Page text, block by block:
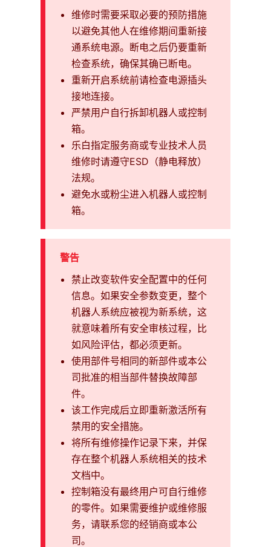
维修时需要采取必要的预防措施
以避免其他人在维修期间重新接
通系统电源。断电之后仍要重新
检查系统，确保其确已断电。
重新开启系统前请检查电源插头
接地连接。
严禁用户自行拆卸机器人或控制
箱。
乐白指定服务商或专业技术人员
维修时请遵守ESD（静电释放）
法规。
避免水或粉尘进入机器人或控制
箱。
警告
禁止改变软件安全配置中的任何
信息。如果安全参数变更，整个
机器人系统应被视为新系统，这
就意味着所有安全审核过程，比
如风险评估，都必须更新。
使用部件号相同的新部件或本公
司批准的相当部件替换故障部
件。
该工作完成后立即重新激活所有
禁用的安全措施。
将所有维修操作记录下来，并保
存在整个机器人系统相关的技术
文档中。
控制箱没有最终用户可自行维修
的零件。如果需要维护或维修服
务，请联系您的经销商或本公
司。